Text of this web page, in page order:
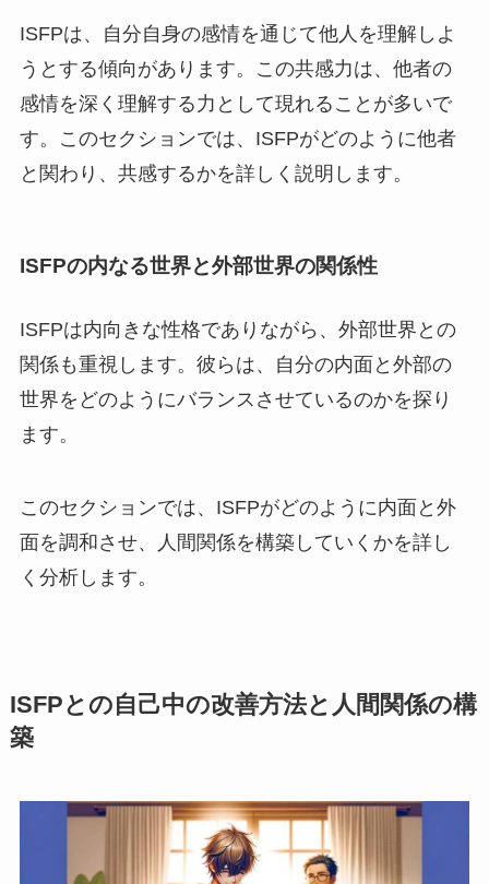
ISFPは、自分自身の感情を通じて他人を理解しよ
うとする傾向があります。この共感力は、他者の
感情を深く理解する力として現れることが多いで
す。このセクションでは、ISFPがどのように他者
と関わり、共感するかを詳しく説明します。
ISFPの内なる世界と外部世界の関係性
ISFPは内向きな性格でありながら、外部世界との
関係も重視します。彼らは、自分の内面と外部の
世界をどのようにバランスさせているのかを探り
ます。
このセクションでは、ISFPがどのように内面と外
面を調和させ、人間関係を構築していくかを詳し
く分析します。
ISFPとの自己中の改善方法と人間関係の構
築